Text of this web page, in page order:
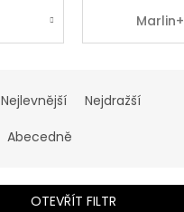
Marlin+
Nejlevnější
Nejdražší
Abecedně
OTEVŘÍT FILTR